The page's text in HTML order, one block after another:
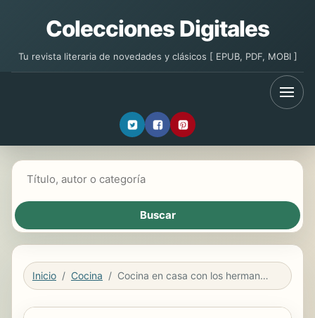
Colecciones Digitales
Tu revista literaria de novedades y clásicos [ EPUB, PDF, MOBI ]
Inicio Cocina Cocina en casa con los hermanos Torres